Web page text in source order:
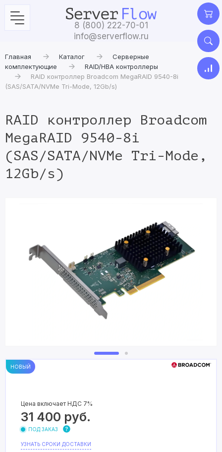
8 (800) 222-70-01
info@serverflow.ru
Главная Каталог
Серверные
комплектующие
RAID/HBA контроллеры
RAID контроллер Broadcom MegaRAID 9540-8i
(SAS/SATA/NVMe Tri-Mode, 12Gb/s)
RAID контроллер Broadcom
MegaRAID 9540-8i
(SAS/SATA/NVMe Tri-Mode,
12Gb/s)
НОВЫЙ
Цена включает НДС 7%
31 400 руб.
ПОД ЗАКАЗ
УЗНАТЬ СРОКИ ДОСТАВКИ